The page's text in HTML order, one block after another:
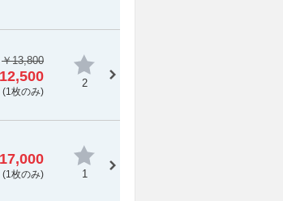
￥13,800
(1枚のみ)
2
(1枚のみ) 1